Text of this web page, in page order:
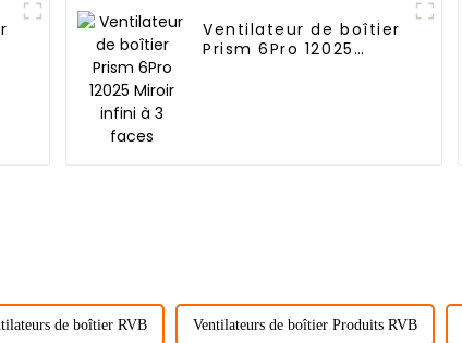
Ventilateur de boîtier
Prism 6Pro 12025
de boîtier RVB Ventilateurs de boîtier Produits RVB